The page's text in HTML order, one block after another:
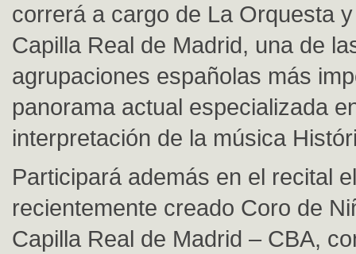
correrá a cargo de La Orquesta
Capilla Real de Madrid, una de
agrupaciones españolas más
panorama actual especializada
interpretación de la música
Participará además en el recital el
recientemente creado Coro de
Capilla Real de Madrid – CBA,